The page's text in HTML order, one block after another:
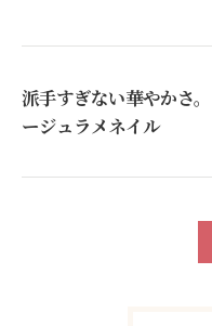
派手すぎない華やかさ
ージュラメネイル